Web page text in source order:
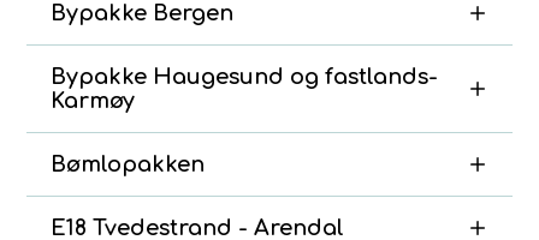
Bypakke Bergen
Bypakke Haugesund og fastlands-
Karmøy
Bømlopakken
E18 Tvedestrand - Arendal